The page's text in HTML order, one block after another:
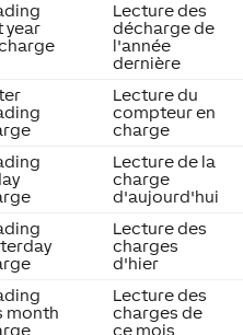
year
Lecture des
décharge de
l'année
dernière
Lecture du
compteur en
charge
Lecture de la
charge
d'aujourd'hui
Lecture des
charges
d'hier
month
Lecture des
charges de
ce mois